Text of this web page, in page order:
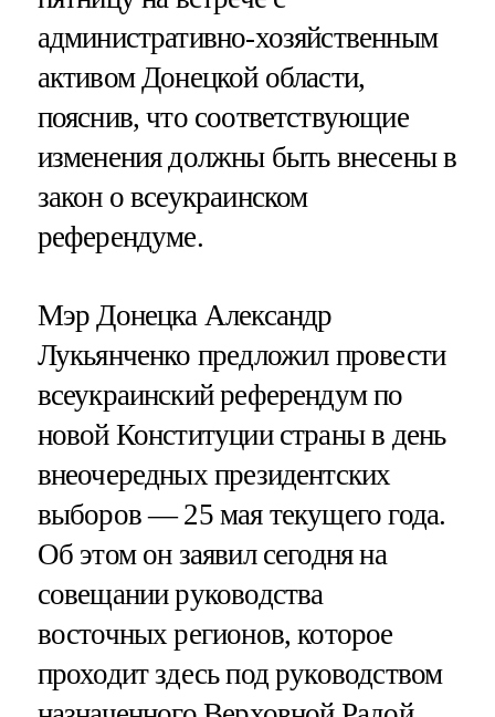
административно-хозяйственным
активом Донецкой области,
пояснив, что соответствующие
изменения должны быть внесены в
закон о всеукраинском
референдуме.
Мэр Донецка Александр
Лукьянченко предложил провести
всеукраинский референдум по
новой Конституции страны в день
внеочередных президентских
выборов — 25 мая текущего года.
Об этом он заявил сегодня на
совещании руководства
восточных регионов, которое
проходит здесь под руководством